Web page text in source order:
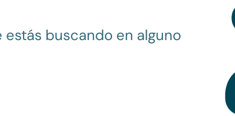
buscando en alguno